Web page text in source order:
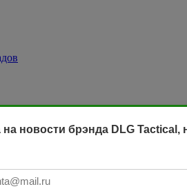
на новости брэнда DLG